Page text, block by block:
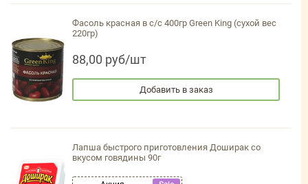
Фасоль красная в с/с 400гр Green King (сухой вес
220гр)
88,00 руб/шт
Добавить в заказ
Лапша быстрого приготовления Доширак со
вкусом говядины 90г